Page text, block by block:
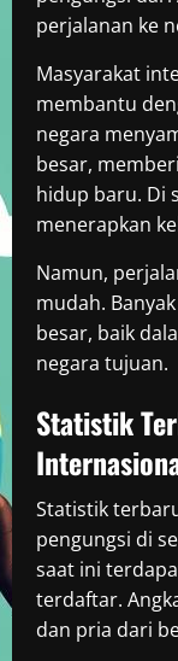
perjalanan ke
Masyarakat
membantu
negara
besar,
hidup baru. Di
menerapkan
Namun,
mudah.
besar, baik
negara tujuan.
Statistik
Statistik
pengungsi di
saat ini
terdaftar.
dan pria dari